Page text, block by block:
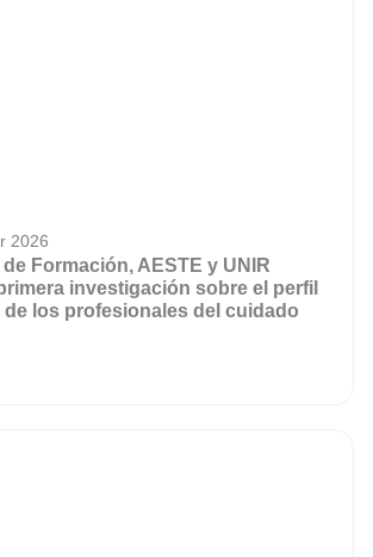
2026
Formación, AESTE y UNIR
investigación sobre el perfil
los profesionales del cuidado